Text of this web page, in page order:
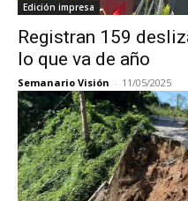
Edición impresa
Registran 159
lo que va de año
Semanario Visión - 11/05/2025